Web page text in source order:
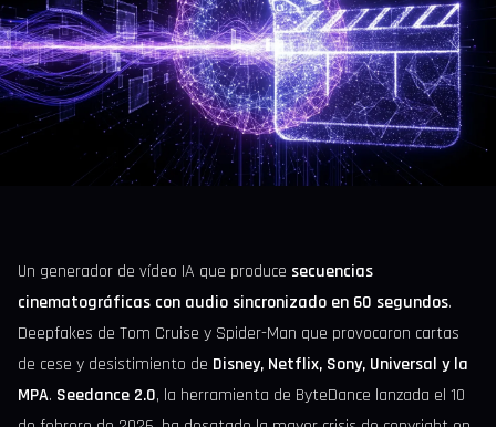
Un generador de vídeo IA que produce secuencias
cinematográficas con audio sincronizado en 60 segundos.
Deepfakes de Tom Cruise y Spider-Man que provocaron cartas
de cese y desistimiento de Disney, Netflix, Sony, Universal y la
MPA. Seedance 2.0, la herramienta de ByteDance lanzada el 10